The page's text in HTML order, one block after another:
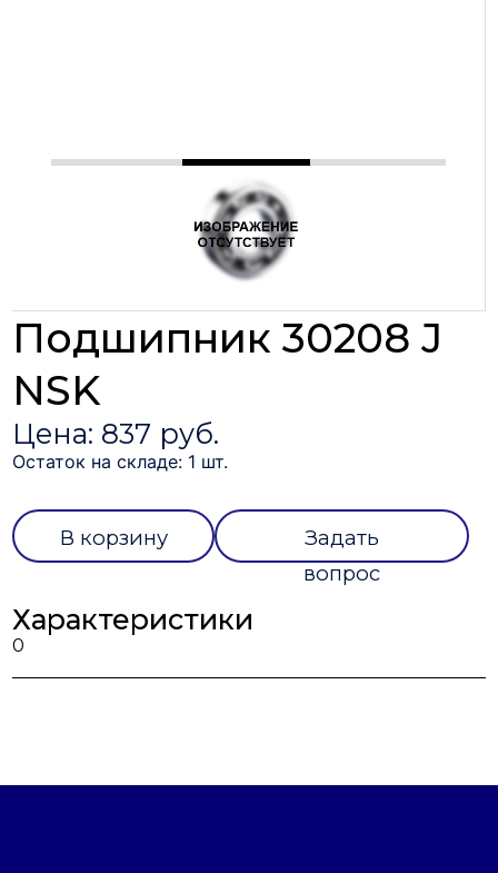
Подшипник 30208 J
NSK
Цена: 837 руб.
Остаток на складе: 1 шт.
В корзину
Задать
вопрос
Характеристики
0